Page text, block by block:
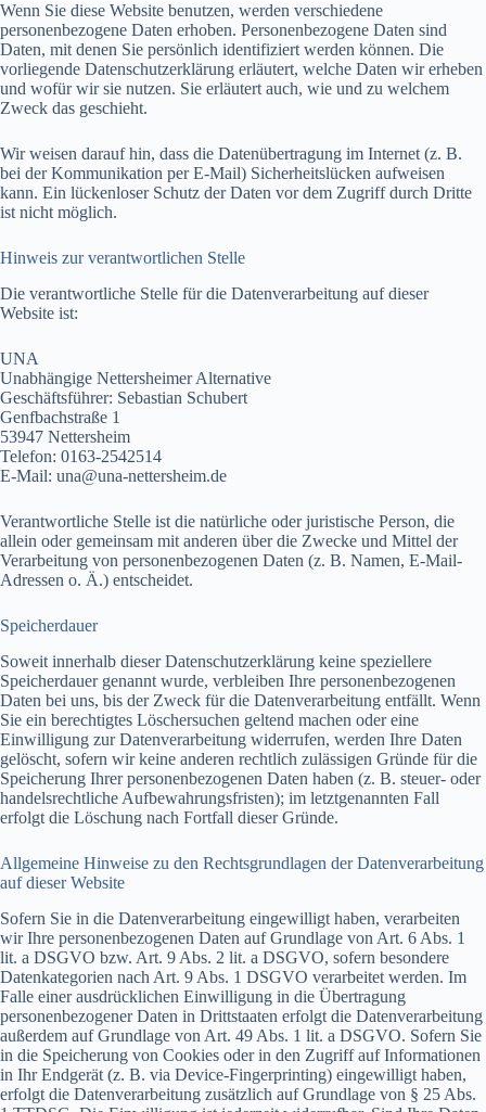
Wenn Sie diese Website benutzen, werden verschiedene
personenbezogene Daten erhoben. Personenbezogene Daten sind
Daten, mit denen Sie persönlich identifiziert werden können. Die
vorliegende Datenschutzerklärung erläutert, welche Daten wir erheben
und wofür wir sie nutzen. Sie erläutert auch, wie und zu welchem
Zweck das geschieht.
Wir weisen darauf hin, dass die Datenübertragung im Internet (z. B.
bei der Kommunikation per E-Mail) Sicherheitslücken aufweisen
kann. Ein lückenloser Schutz der Daten vor dem Zugriff durch Dritte
ist nicht möglich.
Hinweis zur verantwortlichen Stelle
Die verantwortliche Stelle für die Datenverarbeitung auf dieser
Website ist:
UNA
Unabhängige Nettersheimer Alternative
Geschäftsführer: Sebastian Schubert
Genfbachstraße 1
53947 Nettersheim
Telefon: 0163-2542514
E-Mail: una@una-nettersheim.de
Verantwortliche Stelle ist die natürliche oder juristische Person, die
allein oder gemeinsam mit anderen über die Zwecke und Mittel der
Verarbeitung von personenbezogenen Daten (z. B. Namen, E-Mail-
Adressen o. Ä.) entscheidet.
Speicherdauer
Soweit innerhalb dieser Datenschutzerklärung keine speziellere
Speicherdauer genannt wurde, verbleiben Ihre personenbezogenen
Daten bei uns, bis der Zweck für die Datenverarbeitung entfällt. Wenn
Sie ein berechtigtes Löschersuchen geltend machen oder eine
Einwilligung zur Datenverarbeitung widerrufen, werden Ihre Daten
gelöscht, sofern wir keine anderen rechtlich zulässigen Gründe für die
Speicherung Ihrer personenbezogenen Daten haben (z. B. steuer- oder
handelsrechtliche Aufbewahrungsfristen); im letztgenannten Fall
erfolgt die Löschung nach Fortfall dieser Gründe.
Allgemeine Hinweise zu den Rechtsgrundlagen der Datenverarbeitung
auf dieser Website
Sofern Sie in die Datenverarbeitung eingewilligt haben, verarbeiten
wir Ihre personenbezogenen Daten auf Grundlage von Art. 6 Abs. 1
lit. a DSGVO bzw. Art. 9 Abs. 2 lit. a DSGVO, sofern besondere
Datenkategorien nach Art. 9 Abs. 1 DSGVO verarbeitet werden. Im
Falle einer ausdrücklichen Einwilligung in die Übertragung
personenbezogener Daten in Drittstaaten erfolgt die Datenverarbeitung
außerdem auf Grundlage von Art. 49 Abs. 1 lit. a DSGVO. Sofern Sie
in die Speicherung von Cookies oder in den Zugriff auf Informationen
in Ihr Endgerät (z. B. via Device-Fingerprinting) eingewilligt haben,
erfolgt die Datenverarbeitung zusätzlich auf Grundlage von § 25 Abs.